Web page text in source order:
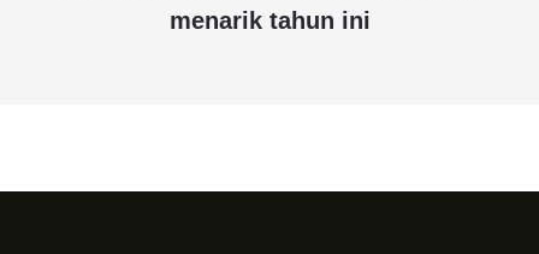
menarik tahun ini